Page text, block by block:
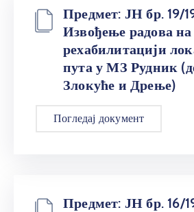
Предмет: ЈН бр. 19/
Извођење радова на
рехабилитацији
пута у МЗ Рудник
Злокуће и Дрење)
Погледај документ
Предмет: ЈН бр. 16/